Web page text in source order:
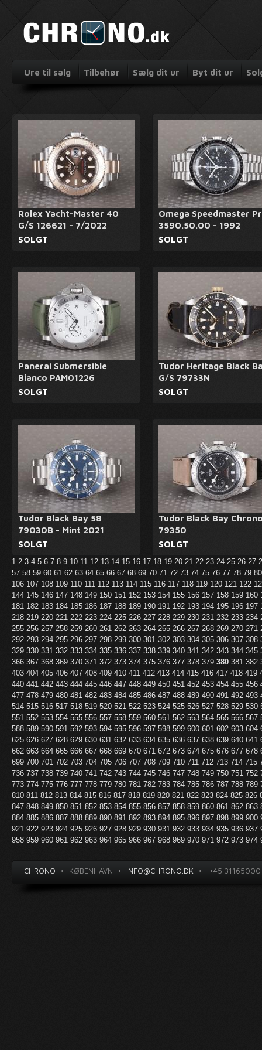
Ure til salg Tilbehør Sælg dit ur Byt dit ur
Rolex Yacht-Master 40
G/S 126621 - 7/2022
SOLGT
Omega Speedmaster
3590.50.00 - 1992
SOLGT
Panerai Submersible
Bianco PAM01226
SOLGT
Tudor Heritage Black
G/S 79733N
SOLGT
Tudor Black Bay 58
79030B - Mint 2021
SOLGT
Tudor Black Bay
79350
SOLGT
1 2 3 4 5 6 7 8 9 10 11 12 13 14 15 16 17 18 19 20 21 22 23 24 25 26 27
57 58 59 60 61 62 63 64 65 66 67 68 69 70 71 72 73 74 75 76 77 78 79
106 107 108 109 110 111 112 113 114 115 116 117 118 119 120 121 122
144 145 146 147 148 149 150 151 152 153 154 155 156 157 158 159 160
181 182 183 184 185 186 187 188 189 190 191 192 193 194 195 196 197
218 219 220 221 222 223 224 225 226 227 228 229 230 231 232 233 234
255 256 257 258 259 260 261 262 263 264 265 266 267 268 269 270 271
292 293 294 295 296 297 298 299 300 301 302 303 304 305 306 307 308
329 330 331 332 333 334 335 336 337 338 339 340 341 342 343 344 345
366 367 368 369 370 371 372 373 374 375 376 377 378 379 380 381 382
403 404 405 406 407 408 409 410 411 412 413 414 415 416 417 418 419
440 441 442 443 444 445 446 447 448 449 450 451 452 453 454 455 456
477 478 479 480 481 482 483 484 485 486 487 488 489 490 491 492 493
514 515 516 517 518 519 520 521 522 523 524 525 526 527 528 529 530
551 552 553 554 555 556 557 558 559 560 561 562 563 564 565 566 567
588 589 590 591 592 593 594 595 596 597 598 599 600 601 602 603 604
625 626 627 628 629 630 631 632 633 634 635 636 637 638 639 640 641
662 663 664 665 666 667 668 669 670 671 672 673 674 675 676 677 678
699 700 701 702 703 704 705 706 707 708 709 710 711 712 713 714 715
736 737 738 739 740 741 742 743 744 745 746 747 748 749 750 751 752
773 774 775 776 777 778 779 780 781 782 783 784 785 786 787 788 789
810 811 812 813 814 815 816 817 818 819 820 821 822 823 824 825 826
847 848 849 850 851 852 853 854 855 856 857 858 859 860 861 862 863
884 885 886 887 888 889 890 891 892 893 894 895 896 897 898 899 900
921 922 923 924 925 926 927 928 929 930 931 932 933 934 935 936 937
958 959 960 961 962 963 964 965 966 967 968 969 970 971 972 973 974
CHRONO • KØBENHAVN • INFO@CHRONO.DK • +45 31165000